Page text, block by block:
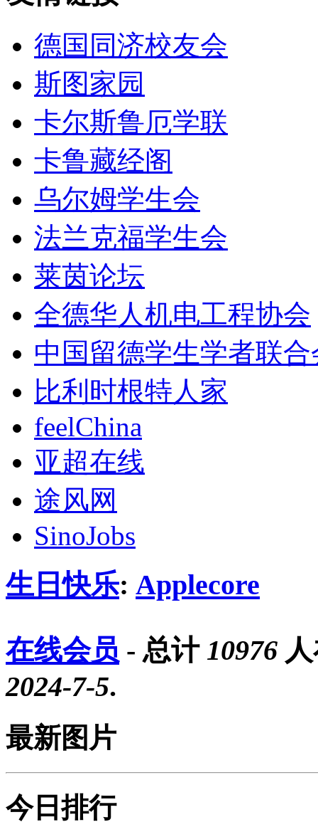
德国同济校友会
斯图家园
卡尔斯鲁厄学联
卡鲁藏经阁
乌尔姆学生会
法兰克福学生会
莱茵论坛
全德华人机电工程协会
中国留德学生学者联合
比利时根特人家
feelChina
亚超在线
途风网
SinoJobs
生日快乐: Applecore
在线会员 - 总计 10976
2024-7-5.
最新图片
今日排行